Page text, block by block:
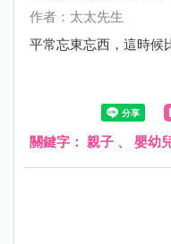
作者：太太先生
平常忘東忘西，這時候
關鍵字： 親子 、 嬰幼